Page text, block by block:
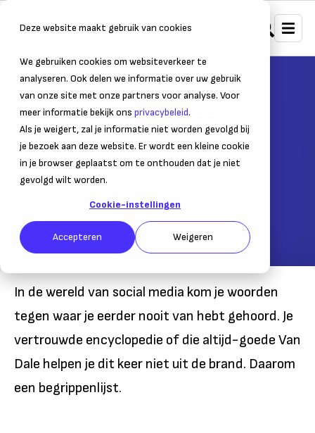
Deze website maakt gebruik van cookies
We gebruiken cookies om websiteverkeer te
analyseren. Ook delen we informatie over uw gebruik
van onze site met onze partners voor analyse. Voor
meer informatie bekijk ons privacybeleid.
Als je weigert, zal je informatie niet worden gevolgd bij
je bezoek aan deze website. Er wordt een kleine cookie
in je browser geplaatst om te onthouden dat je niet
gevolgd wilt worden.
Cookie-instellingen
Accepteren Weigeren
Home Strategie, marketing & sales Social media
Begrippenlijst social media
Bloggen, layar, flickr, wIkipedia: wat is het?
22 september 2016– Leestijd:
Laatst bijgewerkt:22 september 2016
Geschreven door:Lenneke Arts
In de wereld van social media kom je woorden
tegen waar je eerder nooit van hebt gehoord. Je
vertrouwde encyclopedie of die altijd-goede Van
Dale helpen je dit keer niet uit de brand. Daarom
een begrippenlijst.